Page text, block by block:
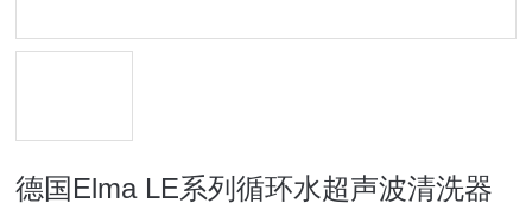
德国Elma LE系列循环水超声波清洗器